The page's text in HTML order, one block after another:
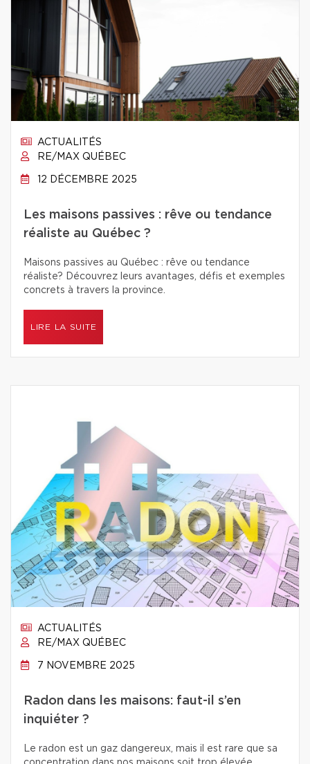
ACTUALITÉS
RE/MAX QUÉBEC
12 DÉCEMBRE 2025
Les maisons passives : rêve ou tendance
réaliste au Québec ?
Maisons passives au Québec : rêve ou tendance
réaliste? Découvrez leurs avantages, défis et exemples
concrets à travers la province.
LIRE LA SUITE
ACTUALITÉS
RE/MAX QUÉBEC
7 NOVEMBRE 2025
Radon dans les maisons: faut-il s’en
inquiéter ?
Le radon est un gaz dangereux, mais il est rare que sa